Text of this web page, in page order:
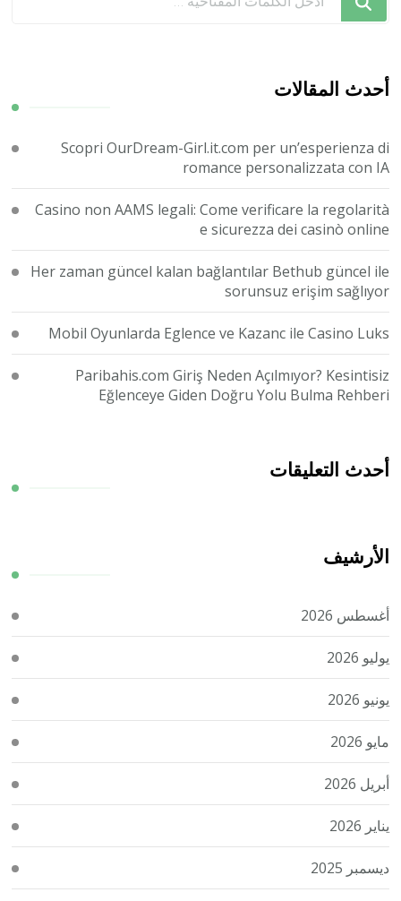
تبحث
ما؟
أحدث المقالات
Scopri OurDream-Girl.it.com per un’esperienza di
romance personalizzata con IA
Casino non AAMS legali: Come verificare la regolarità
e sicurezza dei casinò online
Her zaman güncel kalan bağlantılar Bethub güncel ile
sorunsuz erişim sağlıyor
Mobil Oyunlarda Eglence ve Kazanc ile Casino Luks
Paribahis.com Giriş Neden Açılmıyor? Kesintisiz
Eğlenceye Giden Doğru Yolu Bulma Rehberi
أحدث التعليقات
الأرشيف
أغسطس 2026
يوليو 2026
يونيو 2026
مايو 2026
أبريل 2026
يناير 2026
ديسمبر 2025